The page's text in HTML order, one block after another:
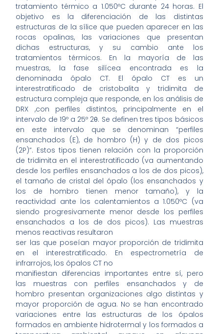
tratamiento térmico a 1.050ºC durante 24 horas. El
objetivo es la diferenciación de las distintas
estructuras de la sílice que pueden aparecer en las
rocas opalinas, las variaciones que presentan
dichas estructuras, y su cambio ante los
tratamientos térmicos. En la mayoría de las
muestras, la fase silícea encontrada es la
denominada ópalo CT. El ópalo CT es un
interestratificado de cristobalita y tridimita de
estructura compleja que responde, en los análisis de
DRX ,con perfiles distintos, principalmente en el
intervalo de 19º a 25º 2θ. Se definen tres tipos básicos
en este intervalo que se denominan “perfiles
ensanchados (E), de hombro (H) y de dos picos
(2P)”. Estos tipos tienen relación con la proporción
de tridimita en el interestratificado (va aumentando
desde los perfiles ensanchados a los de dos picos),
el tamaño de cristal del ópalo (los ensanchados y
los de hombro tienen menor tamaño), y la
reactividad ante los calentamientos a 1.050ºC (va
siendo progresivamente menor desde los perfiles
ensanchados a los de dos picos). Las muestras
menos reactivas resultaron
ser las que poseían mayor proporción de tridimita
en el interestratificado. En espectrometría de
infrarrojos, los ópalos CT no
manifiestan diferencias importantes entre sí, pero
las muestras con perfiles ensanchados y de
hombro presentan organizaciones algo distintas y
mayor proporción de agua. No se han encontrado
variaciones entre las estructuras de los ópalos
formados en ambiente hidrotermal y los formados a